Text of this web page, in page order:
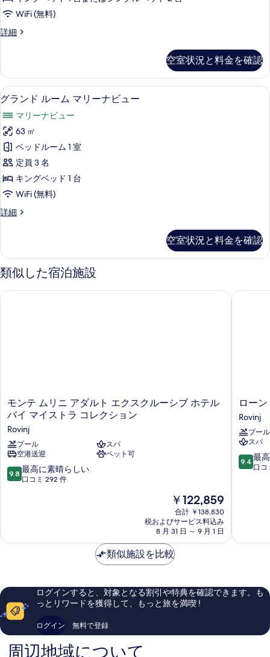
ブ
ル
ル
ム
バ
リ
ア
フ
リ
ー
パ
ー
ク
ー
の
す
表
示
す
る
WiFi (無料)
詳細
プ
ム
ダ
ブ
ル
ー
ム
バ
リ
ア
フ
リ
パ
ビ
ュ
ー
の
詳
空室状況と料金を確認
グ
ラ
ン
ド
ル
ー
ム
マ
リ
ナ
ビ
ュ
ー
真
を
表
示
す
る
グランド ルーム マリーナビュー | ミ
7
グランド ルーム マリーナビュー
マリーナビュー
63 ㎡
ベッドルーム 1 室
定員 3 名
キングベッド 1 台
WiFi (無料)
詳細
グ
ル
ー
ム
リ
空室状況と料金を確認
類似した宿泊施設
モ
ン
ム
リ
ニ
ア
ダ
ク
ブ
テ
ル
マ
モンテ ムリニ アダルト エクスクルーシブ ホテル
バイ マイストラ コレクション
Rovinj
プール
スパ
空港送迎
ペット可
10
段
に
し
口
コ
292
件
9.8 最高に素晴らしい
口コミ 292 件
現
在
の
料
金
は
￥122,859
￥122,859
合計 ￥138,830
税およびサービス料込み
8 月 31 日 ～ 9 月 1 日
モンテ ムリニ アダルト エクスクルーシブ ホテル バイ マイス
ロ
ー
ン
ホ
テ
ル
バ
コ
ョ
ン
Rovinj
プール
スパ
10
段
素
い、
口
9.4 最
口コ
ローン
類似施設を比較
ログインすると、対象となる割引や特典を確認できます。も
っとリワードを獲得して、もっと旅を満喫 !
ログイン 無料で登録
周辺地域について